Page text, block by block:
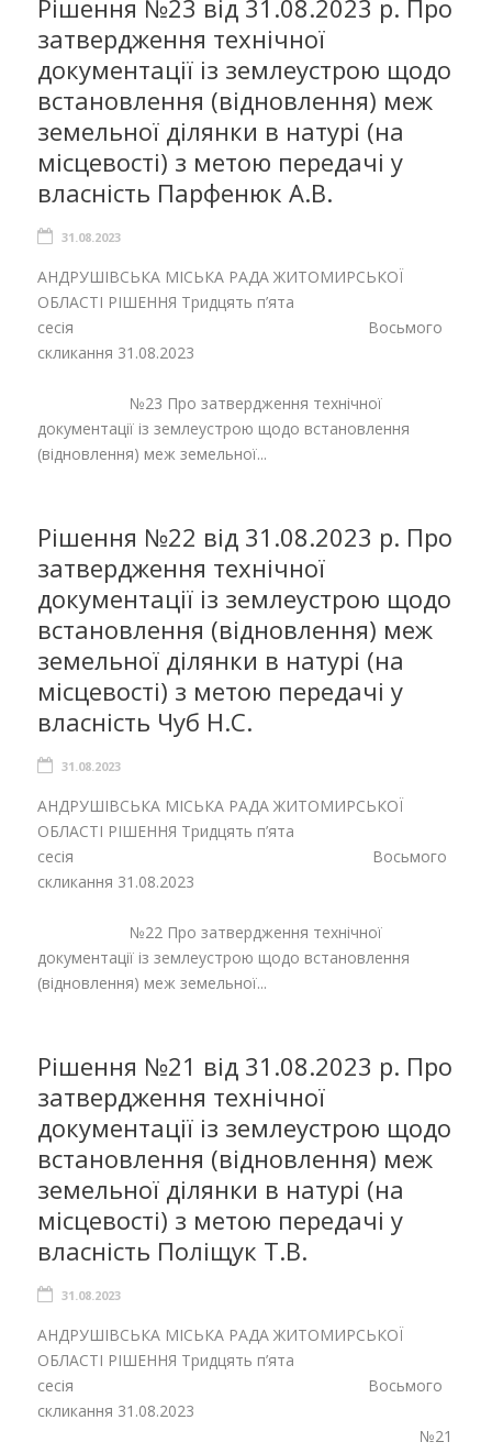
Рішення №23 від 31.08.2023 р. Про
затвердження технічної
документації із землеустрою щодо
встановлення (відновлення) меж
земельної ділянки в натурі (на
місцевості) з метою передачі у
власність Парфенюк А.В.
31.08.2023
АНДРУШІВСЬКА МІСЬКА РАДА ЖИТОМИРСЬКОЇ
ОБЛАСТІ РІШЕННЯ Тридцять п’ята
сесія Восьмого
скликання 31.08.2023
№23 Про затвердження технічної
документації із землеустрою щодо встановлення
(відновлення) меж земельної...
Рішення №22 від 31.08.2023 р. Про
затвердження технічної
документації із землеустрою щодо
встановлення (відновлення) меж
земельної ділянки в натурі (на
місцевості) з метою передачі у
власність Чуб Н.С.
31.08.2023
АНДРУШІВСЬКА МІСЬКА РАДА ЖИТОМИРСЬКОЇ
ОБЛАСТІ РІШЕННЯ Тридцять п’ята
сесія Восьмого
скликання 31.08.2023
№22 Про затвердження технічної
документації із землеустрою щодо встановлення
(відновлення) меж земельної...
Рішення №21 від 31.08.2023 р. Про
затвердження технічної
документації із землеустрою щодо
встановлення (відновлення) меж
земельної ділянки в натурі (на
місцевості) з метою передачі у
власність Поліщук Т.В.
31.08.2023
АНДРУШІВСЬКА МІСЬКА РАДА ЖИТОМИРСЬКОЇ
ОБЛАСТІ РІШЕННЯ Тридцять п’ята
сесія Восьмого
скликання 31.08.2023
№21